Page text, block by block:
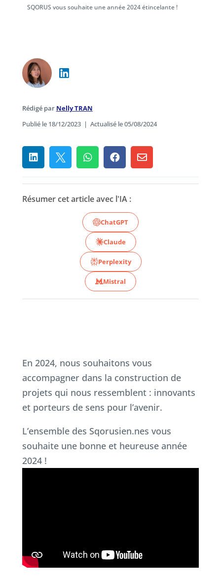
SQORUS vous souhaite une année 2024 étincelante !
Rédigé par Nelly TRAN
Publié le 18/12/2023| Actualisé le 05/08/2024
    
Résumer cet article avec l'IA :
ChatGPT
Claude
Perplexity
Mistral
En 2024, nous souhaitons vous
accompagner dans la construction de
projets qui nous ressemblent : innovants
et porteurs de sens pour l’avenir.
L’ensemble des Sqorusien.nes vous
souhaite une bonne et heureuse année
2024 !